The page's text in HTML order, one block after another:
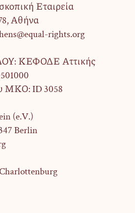
Εταιρεία
Αθήνα
rights.org
ΚΕΦΟΔΕ Αττικής
ΜΚΟ: ID 3058
(e.V.)
Berlin